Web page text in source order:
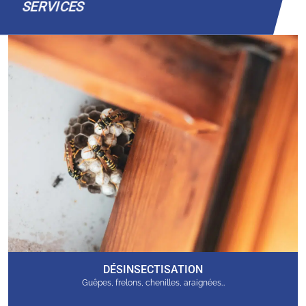
SERVICES
DÉSINSECTISATION
Guêpes, frelons, chenilles, araignées…